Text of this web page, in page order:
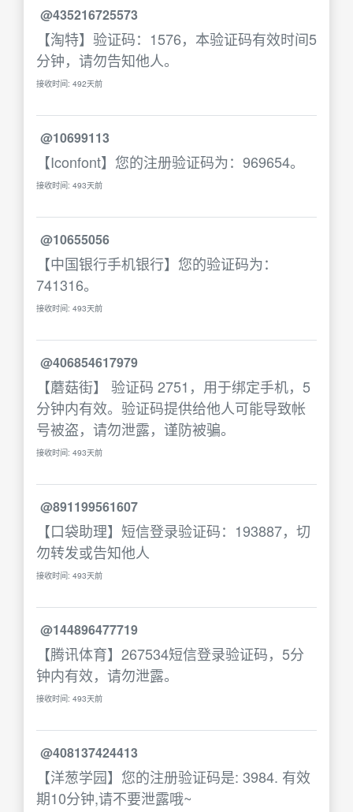
@435216725573
【淘特】验证码：1576，本验证码有效时间5
分钟，请勿告知他人。
接收时间: 492天前
@10699113
【Iconfont】您的注册验证码为：969654。
接收时间: 493天前
@10655056
【中国银行手机银行】您的验证码为：
741316。
接收时间: 493天前
@406854617979
【蘑菇街】 验证码 2751，用于绑定手机，5
分钟内有效。验证码提供给他人可能导致帐
号被盗，请勿泄露，谨防被骗。
接收时间: 493天前
@891199561607
【口袋助理】短信登录验证码：193887，切
勿转发或告知他人
接收时间: 493天前
@144896477719
【腾讯体育】267534短信登录验证码，5分
钟内有效，请勿泄露。
接收时间: 493天前
@408137424413
【洋葱学园】您的注册验证码是: 3984. 有效
期10分钟,请不要泄露哦~